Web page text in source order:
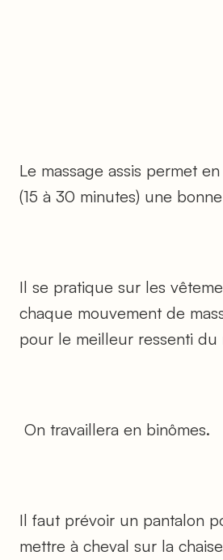
Le massage assis permet
(15 à 30 minutes) une
Il se pratique sur les
chaque mouvement de
pour le meilleur ressenti du
On travaillera en binômes.
Il faut prévoir un pantalon
mettre à cheval sur la